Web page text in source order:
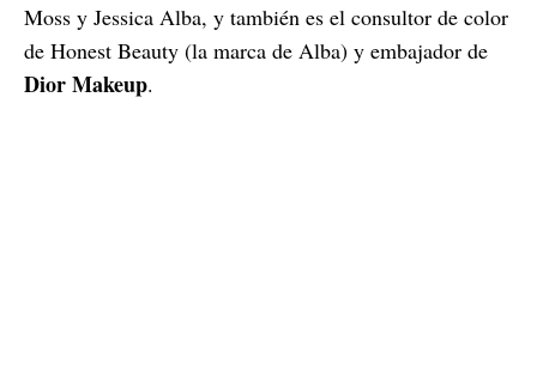
Moss y Jessica Alba, y también es el consultor de color
de Honest Beauty (la marca de Alba) y embajador de
Dior Makeup.